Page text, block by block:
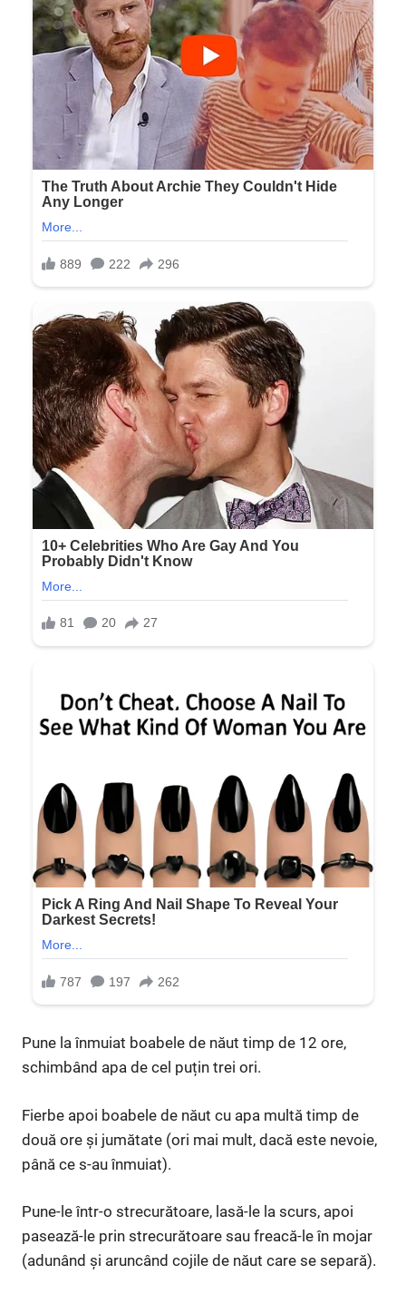
Pune la înmuiat boabele de năut timp de 12 ore,
schimbând apa de cel puțin trei ori.
Fierbe apoi boabele de năut cu apa multă timp de
două ore și jumătate (ori mai mult, dacă este nevoie,
până ce s-au înmuiat).
Pune-le într-o strecurătoare, lasă-le la scurs, apoi
pasează-le prin strecurătoare sau freacă-le în mojar
(adunând și aruncând cojile de năut care se separă).